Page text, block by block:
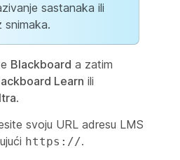
sastanaka ili
snimaka.
Blackboard a zatim
Learn ili
.
svoju URL adresu LMS
https://.